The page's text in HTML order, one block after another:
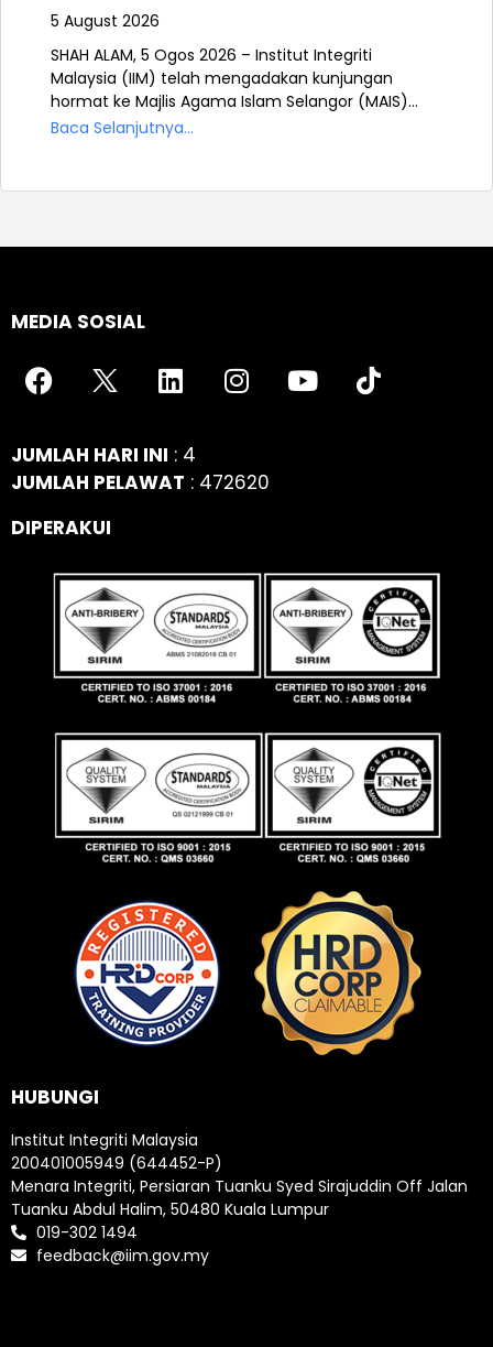
5 August 2026
SHAH ALAM, 5 Ogos 2026 – Institut Integriti
Malaysia (IIM) telah mengadakan kunjungan
hormat ke Majlis Agama Islam Selangor (MAIS)...
Baca Selanjutnya...
MEDIA SOSIAL
JUMLAH HARI INI : 4
JUMLAH PELAWAT : 472620
DIPERAKUI
HUBUNGI
Institut Integriti Malaysia
200401005949 (644452-P)
Menara Integriti, Persiaran Tuanku Syed Sirajuddin Off Jalan
Tuanku Abdul Halim, 50480 Kuala Lumpur
019-302 1494
feedback@iim.gov.my